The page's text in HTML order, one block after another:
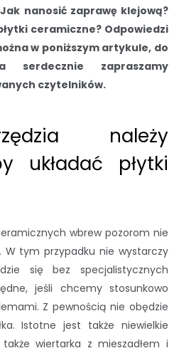
nanosić zaprawę klejową?
ceramiczne? Odpowiedzi
w poniższym artykule, do
serdecznie zapraszamy
czytelników.
należy
układać płytki
wbrew pozorom nie
W tym przypadku nie wystarczy
się bez specjalistycznych
jeśli chcemy stosunkowo
Z pewnością nie obędzie
Istotne jest także niewielkie
wiertarka z mieszadłem i